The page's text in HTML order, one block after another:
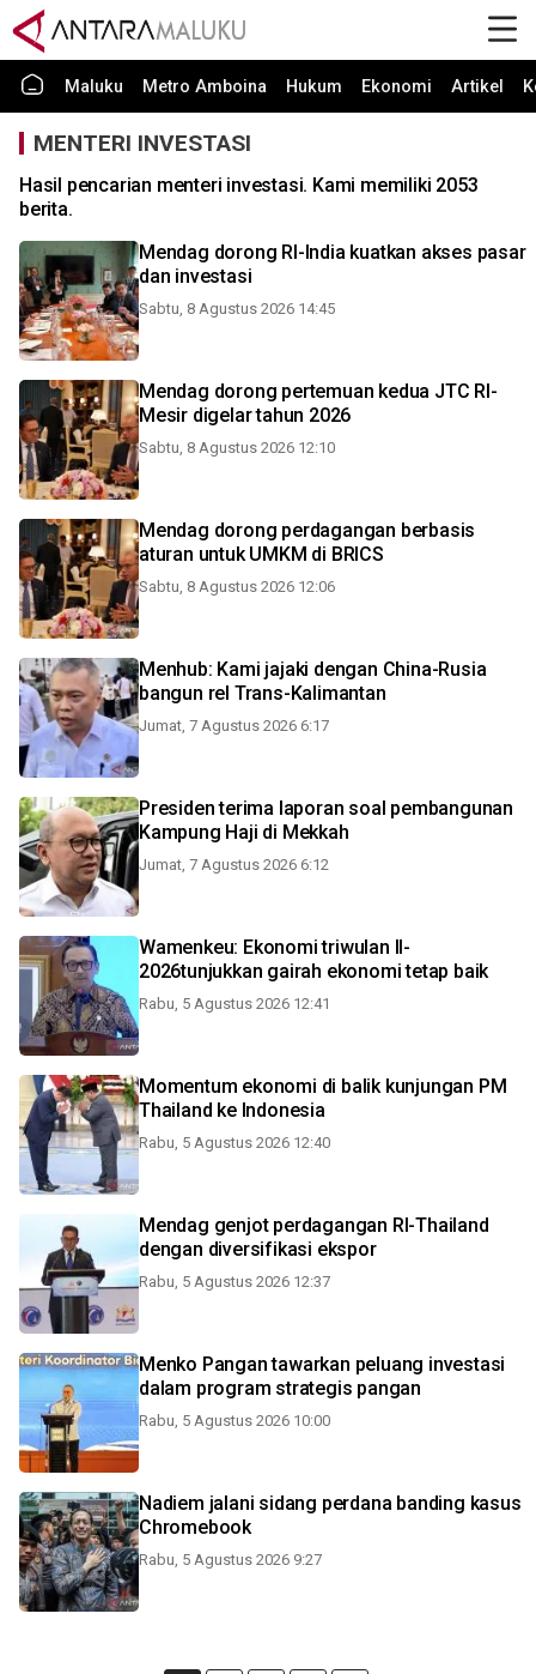
Maluku Metro Amboina Hukum Ekonomi Artikel
MENTERI INVESTASI
Hasil pencarian menteri investasi. Kami memiliki 2053
berita.
Mendag dorong RI-India kuatkan akses pasar
dan investasi
Sabtu, 8 Agustus 2026 14:45
Mendag dorong pertemuan kedua JTC RI-
Mesir digelar tahun 2026
Sabtu, 8 Agustus 2026 12:10
Mendag dorong perdagangan berbasis
aturan untuk UMKM di BRICS
Sabtu, 8 Agustus 2026 12:06
Menhub: Kami jajaki dengan China-Rusia
bangun rel Trans-Kalimantan
Jumat, 7 Agustus 2026 6:17
Presiden terima laporan soal pembangunan
Kampung Haji di Mekkah
Jumat, 7 Agustus 2026 6:12
Wamenkeu: Ekonomi triwulan II-
2026tunjukkan gairah ekonomi tetap baik
Rabu, 5 Agustus 2026 12:41
Momentum ekonomi di balik kunjungan PM
Thailand ke Indonesia
Rabu, 5 Agustus 2026 12:40
Mendag genjot perdagangan RI-Thailand
dengan diversifikasi ekspor
Rabu, 5 Agustus 2026 12:37
Menko Pangan tawarkan peluang investasi
dalam program strategis pangan
Rabu, 5 Agustus 2026 10:00
Nadiem jalani sidang perdana banding kasus
Chromebook
Rabu, 5 Agustus 2026 9:27